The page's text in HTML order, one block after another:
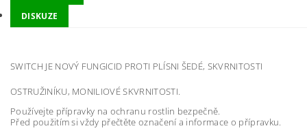
DISKUZE
SWITCH JE NOVÝ FUNGICID PROTI PLÍSNI ŠEDÉ, SKVRNITOSTI
OSTRUŽINÍKU, MONILIOVÉ SKVRNITOSTI.
Používejte přípravky na ochranu rostlin bezpečně.
Před použitím si vždy přečtěte označení a informace o přípravku.